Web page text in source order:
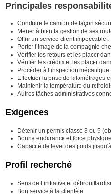
Principales
Conduire le camion de façon
Mener à bien la gestion de ses
Offrir un service client impeccable ;
Porter l’image de la compagnie
Vérifier les retours et les placer
Vérifier les crédits et les placer
Procéder à l’inspection
Effectuer la prise de kilométrages
Maintenir la température du
Autres tâches administratives
Exigences
Détenir un permis classe 3 ou 5
Bonne endurance et force
Capacité de lever des poids
Profil recherché
Sens de l’initiative et
Bon service à la clientèle